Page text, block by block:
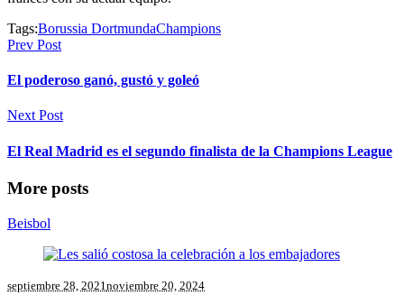
Tags:Borussia DortmundaChampions
Prev Post
El poderoso ganó, gustó y goleó
Next Post
El Real Madrid es el segundo finalista de la Champions League
More posts
Beisbol
septiembre 28, 2021 noviembre 20, 2024